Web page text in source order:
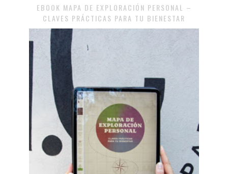
EBOOK MAPA DE EXPLORACIÓN PERSONAL –
CLAVES PRÁCTICAS PARA TU BIENESTAR